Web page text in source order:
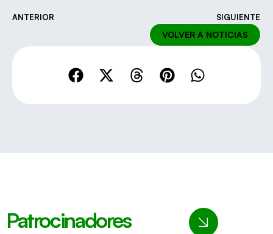
ANTERIOR SIGUIENTE
VOLVER A NOTICIAS
Patrocinadores